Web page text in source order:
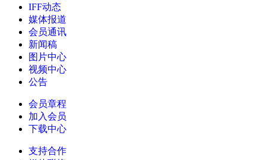
IFF动态
媒体报道
会员通讯
新闻稿
图片中心
视频中心
公告
会员章程
加入会员
下载中心
支持合作